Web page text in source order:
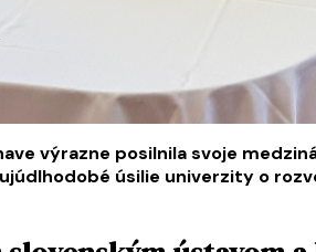
výrazne posilnila svoje
úsilie univerzity o